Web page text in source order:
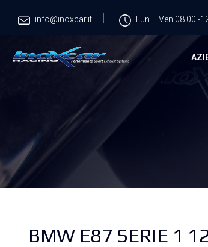
info@inoxcar.it Lun – Ven 08.00 -
BMW E87 SERIE 1